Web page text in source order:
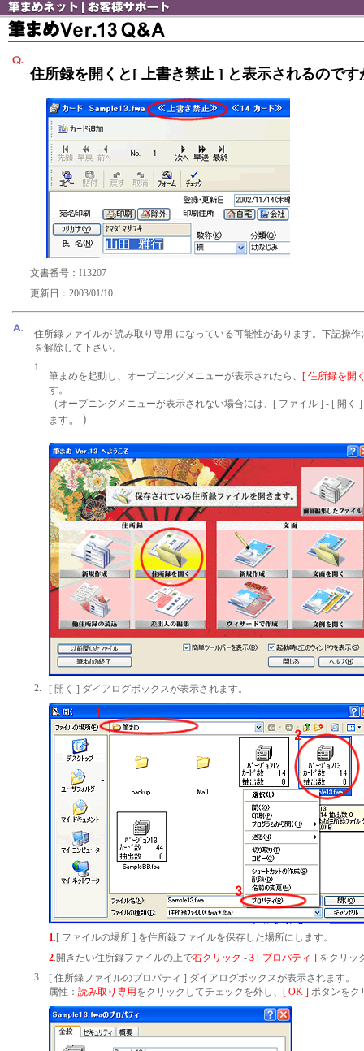
住所録を開くと[ 上書き禁止 ] と表示されるのです
文書番号：I13207
更新日：2003/01/10
住所録ファイルが 読み取り専用 になっている可能性があります。下記操
を解除して下さい。
1.
筆まめを起動し、オープニングメニューが表示されたら、 [ 住所録を開
す。
（オープニングメニューが表示されない場合には、[ ファイル ] - [ 開く
ます 。）
2. [ 開く ] ダイアログボックスが表示されます。
1.[ ファイルの場所 ] を住所録ファイルを保存した場所にします。
2.開きたい住所録ファイルの上で右クリック - 3 [ プロパティ ] をクリッ
3.
[ 住所録ファイルのプロパティ ] ダイアログボックスが表示されます。
属性： 読み取り専用 をクリックしてチェックを外し、 [ OK ] ボタンをク